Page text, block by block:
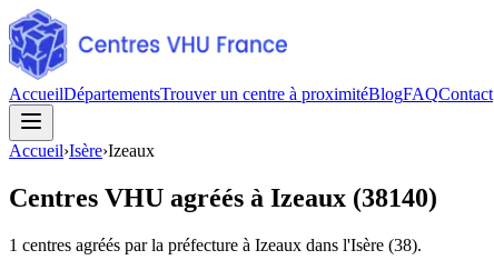
AccueilDépartementsTrouver un centre à proximitéBlogFAQContact
Accueil›Isère›Izeaux
Centres VHU agréés à Izeaux (38140)
1 centres agréés par la préfecture à Izeaux dans l'Isère (38).